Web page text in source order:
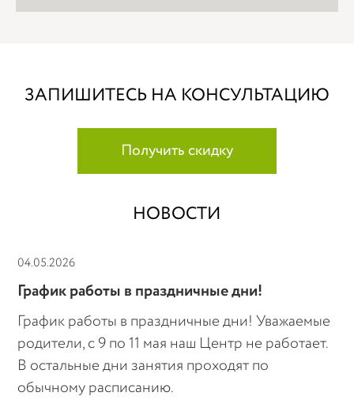
ЗАПИШИТЕСЬ НА КОНСУЛЬТАЦИЮ
Получить скидку
НОВОСТИ
04.05.2026
График работы в праздничные дни!
График работы в праздничные дни! Уважаемые
родители, с 9 по 11 мая наш Центр не работает.
В остальные дни занятия проходят по
обычному расписанию.